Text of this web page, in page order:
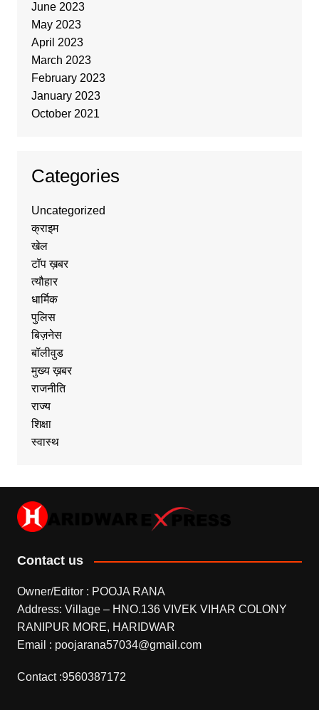
June 2023
May 2023
April 2023
March 2023
February 2023
January 2023
October 2021
Categories
Uncategorized
क्राइम
खेल
टॉप ख़बर
त्यौहार
धार्मिक
पुलिस
बिज़नेस
बॉलीवुड
मुख्य ख़बर
राजनीति
राज्य
शिक्षा
स्वास्थ
Contact us
Owner/Editor : POOJA RANA
Address: Village – HNO.136 VIVEK VIHAR COLONY
RANIPUR MORE, HARIDWAR
Email : poojarana57034@gmail.com
Contact :9560387172